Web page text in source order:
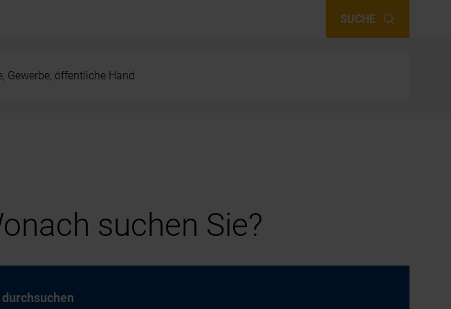
SUCHE
Gewerbe, öffentliche Hand
suchen Sie?